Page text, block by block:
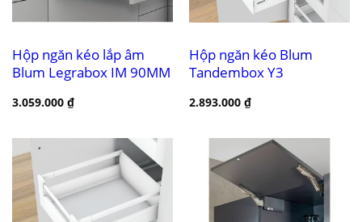
Hộp ngăn kéo lắp âm
Blum Legrabox IM 90MM
3.059.000 ₫
Hộp ngăn kéo Blum
Tandembox Y3
2.893.000 ₫